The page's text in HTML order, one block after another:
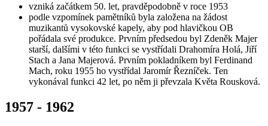
vzniká začátkem 50. let, pravděpodobně v roce 1953
podle vzpomínek pamětníků byla založena na žádost
muzikantů vysokovské kapely, aby pod hlavičkou OB
pořádala své produkce. Prvním předsedou byl Zdeněk Majer
starší, dalšími v této funkci se vystřídali Drahomíra Holá, Jiří
Stach a Jana Majerová. Prvním pokladníkem byl Ferdinand
Mach, roku 1955 ho vystřídal Jaromír Řezníček. Ten
vykonával funkci 42 let, po něm ji převzala Květa Rousková.
1957 - 1962